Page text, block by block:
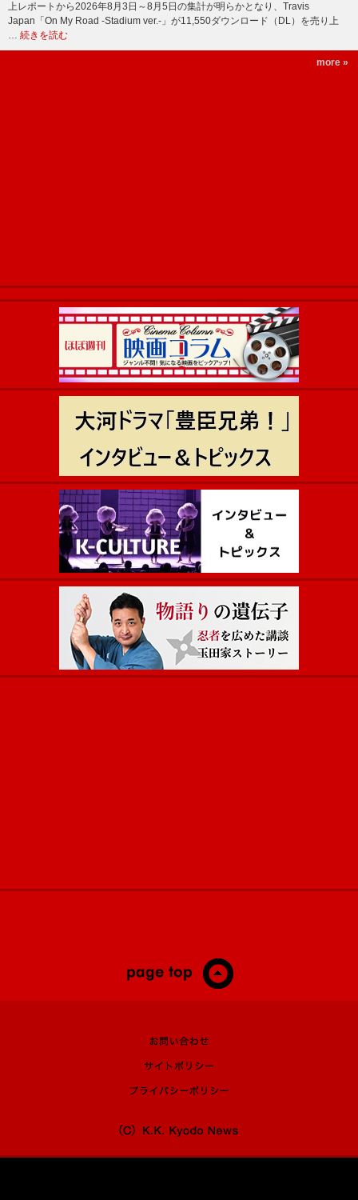
上レポートから2026年8月3日～8月5日の集計が明らかとなり、Travis
Japan「On My Road -Stadium ver.-」が11,550ダウンロード（DL）を売り上
… 続きを読む
more »